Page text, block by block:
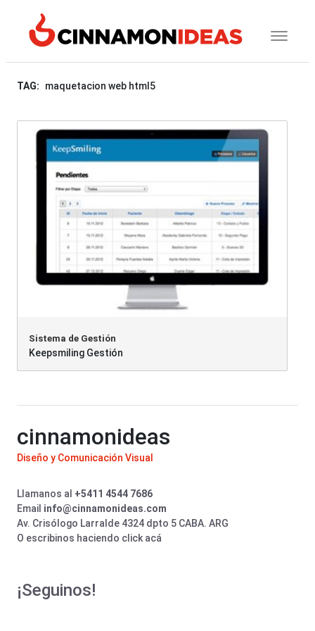
TAG: maquetacion web html5
Sistema de Gestión
Keepsmiling Gestión
cinnamonideas
Diseño y Comunicación Visual
Llamanos al +5411 4544 7686
Email info@cinnamonideas.com
Av. Crisólogo Larralde 4324 dpto 5 CABA. ARG
O escribinos haciendo click acá
¡Seguinos!